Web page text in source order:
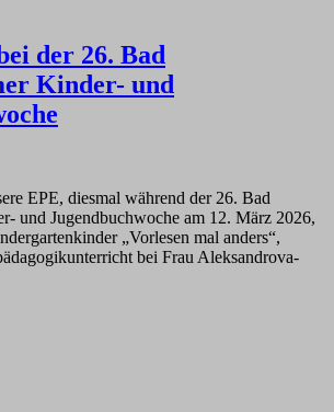
der 26. Bad
Kinder- und
EPE, diesmal während der 26. Bad
und Jugendbuchwoche am 12. März 2026,
„Vorlesen mal anders“,
bei Frau Aleksandrova-